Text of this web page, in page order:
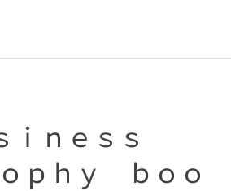
ｎｅｓｓ
ｐｈｙ ｂｏｏ